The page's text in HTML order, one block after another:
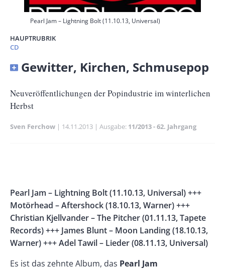
Pearl Jam – Lightning Bolt (11.10.13, Universal)
HAUPTRUBRIK
CD
Banner
Size
Gewitter, Kirchen, Schmusepop
Untertitel
Neuveröffentlichungen der Popindustrie im winterlichen
Herbst
Sven Ferchow Publikationsdatum
14.11.2013 Ausgabe 11/2013 - 62. Jahrgang
Rectangle
Right
Body
Pearl Jam – Lightning Bolt (11.10.13, Universal) +++
Motörhead – Aftershock (18.10.13, Warner) +++
Christian Kjellvander – The Pitcher (01.11.13, Tapete
Records) +++ James Blunt – Moon Landing (18.10.13,
Warner) +++ Adel Tawil – Lieder (08.11.13, Universal)
Es ist das zehnte Album, das Pearl Jam